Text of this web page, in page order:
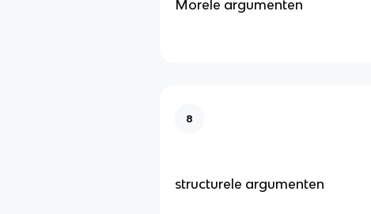
Morele argumenten
8
structurele argumenten